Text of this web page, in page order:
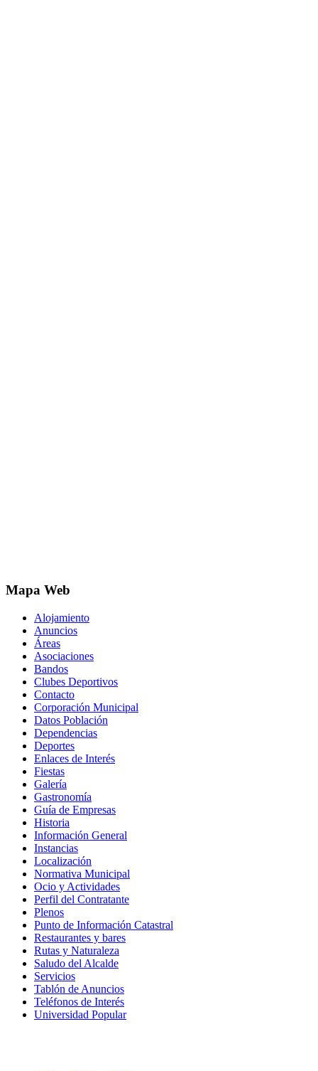
Mapa Web
Alojamiento
Anuncios
Áreas
Asociaciones
Bandos
Clubes Deportivos
Contacto
Corporación Municipal
Datos Población
Dependencias
Deportes
Enlaces de Interés
Fiestas
Galería
Gastronomía
Guía de Empresas
Historia
Información General
Instancias
Localización
Normativa Municipal
Ocio y Actividades
Perfil del Contratante
Plenos
Punto de Información Catastral
Restaurantes y bares
Rutas y Naturaleza
Saludo del Alcalde
Servicios
Tablón de Anuncios
Teléfonos de Interés
Universidad Popular